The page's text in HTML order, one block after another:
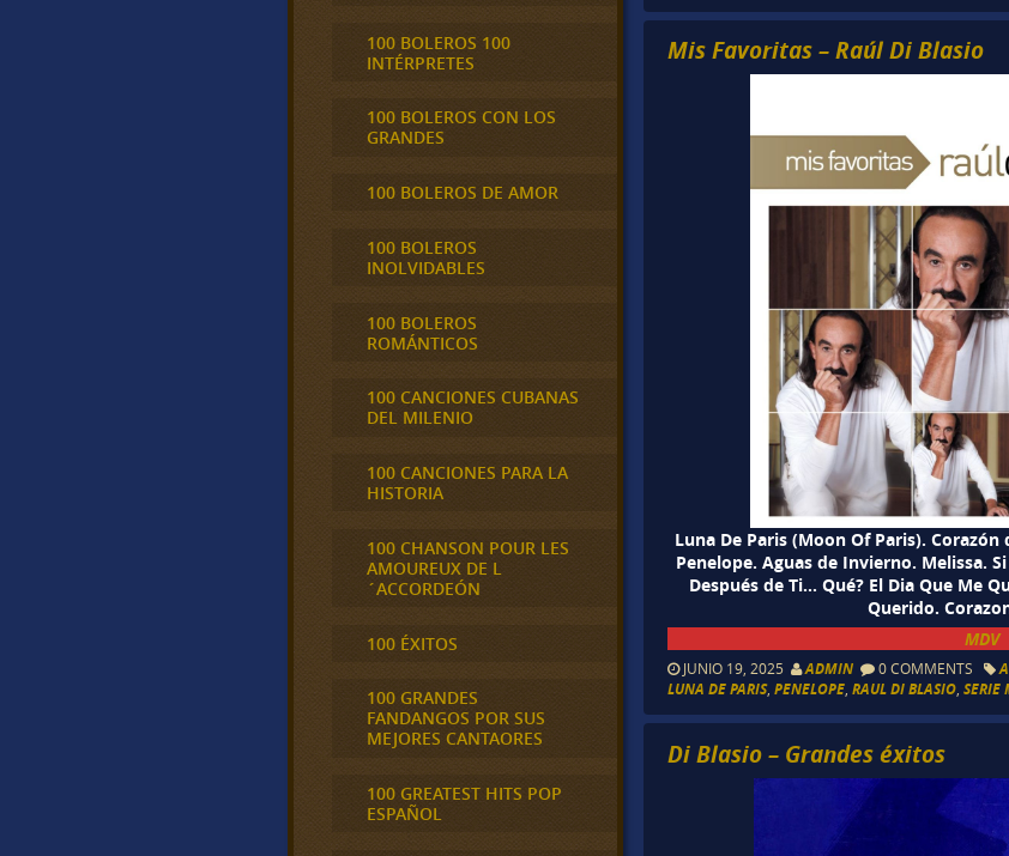
Mis Favoritas – Raúl Di Blasio
Luna De Paris (Moon Of Paris).
Penelope. Aguas de Invierno. Melissa.
Después de Ti… Qué? El Dia Que Me
Querido.
MDV
JUNIO 19, 2025 ADMIN 0 COMMENTS
LUNA DE PARIS,PENELOPE ,RAUL DI BLASIO ,SERIE
Di Blasio – Grandes éxitos
100 BOLEROS 100
INTÉRPRETES
100 BOLEROS CON LOS
GRANDES
100 BOLEROS DE AMOR
100 BOLEROS
INOLVIDABLES
100 BOLEROS
ROMÁNTICOS
100 CANCIONES CUBANAS
DEL MILENIO
100 CANCIONES PARA LA
HISTORIA
100 CHANSON POUR LES
AMOUREUX DE L
´ACCORDEÓN
100 ÉXITOS
100 GRANDES
FANDANGOS POR SUS
MEJORES CANTAORES
100 GREATEST HITS POP
ESPAÑOL